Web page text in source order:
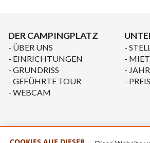
DER CAMPINGPLATZ
ÜBER UNS
EINRICHTUNGEN
GRUNDRISS
GEFÜHRTE TOUR
WEBCAM